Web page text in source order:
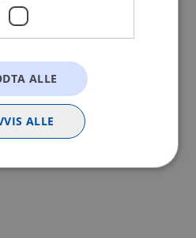
ALLE
ALLE